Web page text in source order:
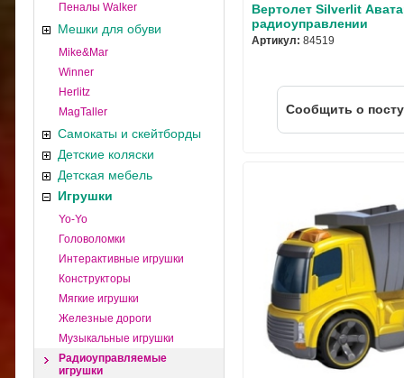
Пеналы Walker
Мешки для обуви
Mike&Mar
Winner
Herlitz
MagTaller
Самокаты и скейтборды
Детские коляски
Детская мебель
Игрушки
Yo-Yo
Головоломки
Интерактивные игрушки
Конструкторы
Мягкие игрушки
Железные дороги
Музыкальные игрушки
Радиоуправляемые
игрушки
Вертолет Silverlit
радиоуправлении
Артикул: 84519
Cообщить о